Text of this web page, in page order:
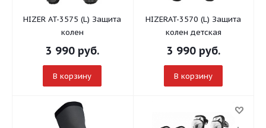
HIZER AT-3575 (L) Защита
колен
3 990руб.
В корзину
HIZERAT-3570 (L) Защита
колен детская
3 990руб.
В корзину